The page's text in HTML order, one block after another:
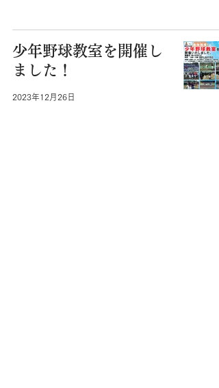
少年野球教室を開催し
ました！
2023年12月26日